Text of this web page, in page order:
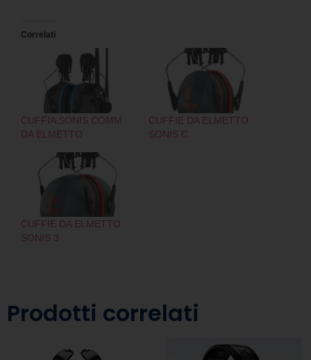
Correlati
CUFFIA SONIS COMM
DA ELMETTO
CUFFIE DA ELMETTO
SONIS C
CUFFIE DA ELMETTO
SONIS 3
Prodotti correlati